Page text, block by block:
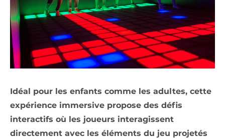
Idéal pour les enfants comme les adultes, cette
expérience immersive propose des défis
interactifs où les joueurs interagissent
directement avec les éléments du jeu projetés